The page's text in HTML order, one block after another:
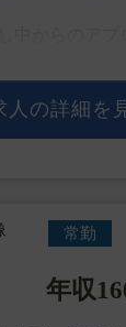
接遇面にも注
合う隠れ家的
人の詳細を
常勤
年収